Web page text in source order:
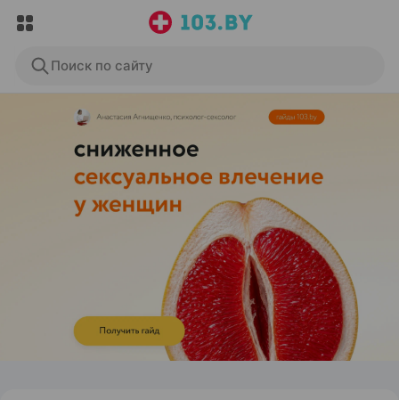
Поиск по сайту
ЭФФЕКТИВНАЯ РЕКЛАМА НА САЙТЕ